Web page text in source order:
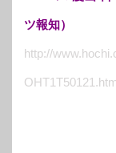
ツ報知）
http://